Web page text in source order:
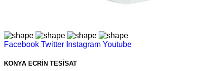
Facebook Twitter Instagram Youtube
KONYA ECRİN TESİSAT